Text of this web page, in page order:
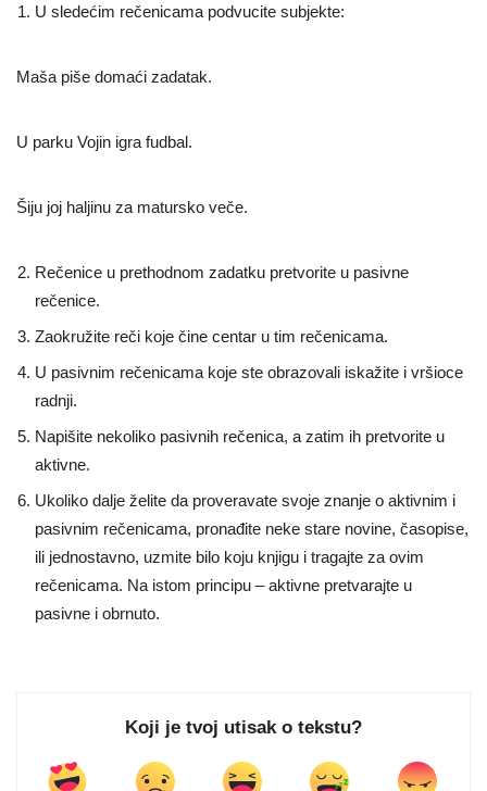
U sledećim rečenicama podvucite subjekte:
Maša piše domaći zadatak.
U parku Vojin igra fudbal.
Šiju joj haljinu za matursko veče.
Rečenice u prethodnom zadatku pretvorite u pasivne
rečenice.
Zaokružite reči koje čine centar u tim rečenicama.
U pasivnim rečenicama koje ste obrazovali iskažite i vršioce
radnji.
Napišite nekoliko pasivnih rečenica, a zatim ih pretvorite u
aktivne.
Ukoliko dalje želite da proveravate svoje znanje o aktivnim i
pasivnim rečenicama, pronađite neke stare novine, časopise,
ili jednostavno, uzmite bilo koju knjigu i tragajte za ovim
rečenicama. Na istom principu – aktivne pretvarajte u
pasivne i obrnuto.
Koji je tvoj utisak o tekstu?